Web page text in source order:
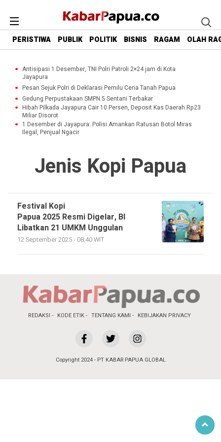
PERISTIWA PUBLIK POLITIK BISNIS RAGAM OLAH
Antisipasi 1 Desember, TNI Polri Patroli 2×24 jam di Kota
Jayapura
Pesan Sejuk Polri di Deklarasi Pemilu Ceria Tanah Papua
Gedung Perpustakaan SMPN 5 Sentani Terbakar
Hibah Pilkada Jayapura Cair 10 Persen, Deposit Kas Daerah Rp23
Miliar Disorot
1 Desember di Jayapura: Polisi Amankan Ratusan Botol Miras
Ilegal, Penjual Ngacir
Jenis Kopi Papua
Festival Kopi
Papua 2025 Resmi Digelar, BI
Libatkan 21 UMKM Unggulan
12 September 2025 - 08:40 WIT
REDAKSI KODE ETIK TENTANG KAMI KEBIJAKAN PRIVACY
Copyright 2024 - PT KABAR PAPUA GLOBAL